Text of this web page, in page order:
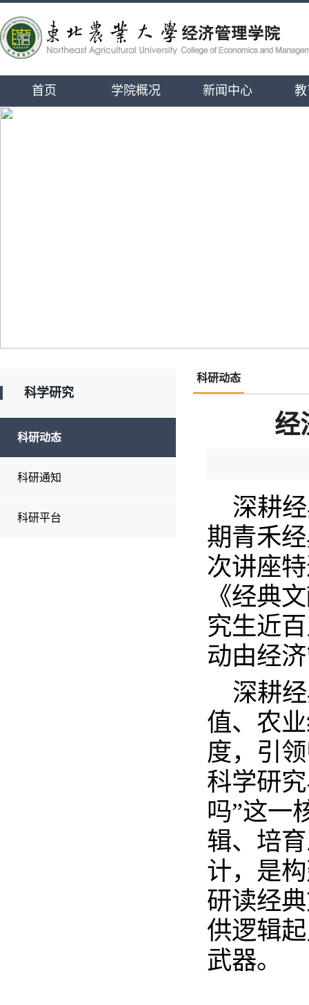
首页 学院概况 新闻中心
科学研究
科研动态
科研通知
科研平台
科研动态
经
深耕
期青禾
次讲座
《经典
究生近
动由经
深耕
值、农
度，引
科学研
吗”这一
辑、培
计，是
研读经
供逻辑
武器。